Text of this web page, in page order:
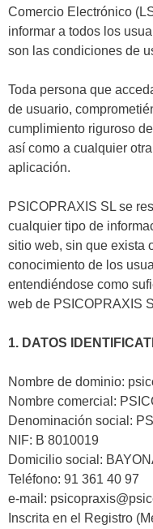
Comercio Electrónico
informar a todos los
son las condiciones de
Toda persona que
de usuario,
cumplimiento riguroso
así como a cualquier
aplicación.
PSICOPRAXIS SL se
cualquier tipo de
sitio web, sin que exista
conocimiento de los
entendiéndose como
web de PSICOPRAXIS
1. DATOS
Nombre de dominio:
Nombre comercial:
Denominación social:
NIF: B 8010019
Domicilio social:
Teléfono: 91 361 40 97
e-mail:
Inscrita en el Registro